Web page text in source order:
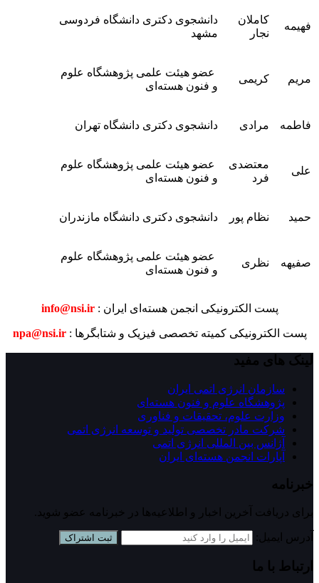
فهیمه
کاملان
نجار
دانشجوی دکتری دانشگاه فردوسی
مشهد
مریم کریمی
عضو هیئت علمی پژوهشگاه علوم
و فنون هسته‌ای
فاطمه مرادی دانشجوی دکتری دانشگاه تهران
علی
معتضدی
فرد
عضو هیئت علمی پژوهشگاه علوم
و فنون هسته‌ای
حمید نظام پور دانشجوی دکتری دانشگاه مازندران
صفیهه نظری
عضو هیئت علمی پژوهشگاه علوم
و فنون هسته‌ای
پست الکترونیکی انجمن هسته‌ای ایران : info@nsi.ir
پست الکترونیکی کمیته تخصصی فیزیک و شتابگرها :npa@nsi.ir
لینک های مفید
سازمان انرژی اتمی ایران
پژوهشگاه علوم و فنون هسته‌ای
وزارت علوم، تحقیقات و فناوری
شرکت مادر تخصصی تولید و توسعه انرژی اتمی
آژانس بین المللی انرژی اتمی
آپارات انجمن هسته‌ای ايران
خبرنامه
برای دریافت آخرین اخبار و اطلاعیه‌ها در خبرنامه عضو شوید.
آدرس ایمیل: ثبت اشتراک
ارتباط با ما